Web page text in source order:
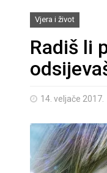
Vjera i život
Radiš li
14. veljače 2017.